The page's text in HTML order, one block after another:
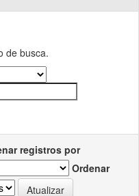
de busca.
registros por
Ordenar